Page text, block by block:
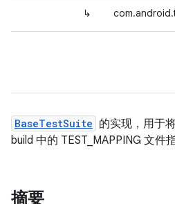
↳
BaseTestSuite 的实现，用于
build 中的 TEST_MAPPING 文件
摘要